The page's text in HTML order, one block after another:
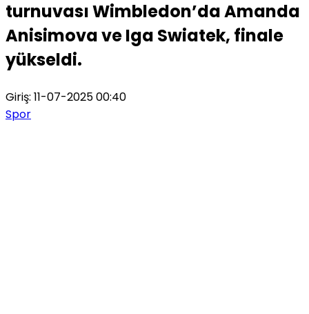
turnuvası Wimbledon’da Amanda
Anisimova ve Iga Swiatek, finale
yükseldi.
Giriş: 11-07-2025 00:40
Spor